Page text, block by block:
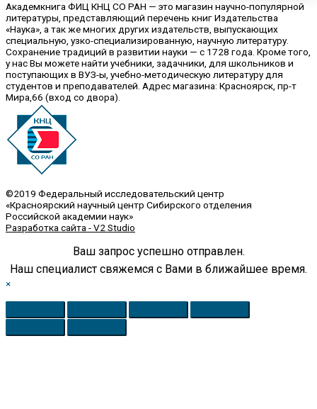
Академкнига ФИЦ КНЦ СО РАН — это магазин научно-популярной
литературы, представляющий перечень книг Издательства
«Наука», а так же многих других издательств, выпускающих
специальную, узко-специализированную, научную литературу.
Сохранение традиций в развитии науки — с 1728 года. Кроме того,
у нас Вы можете найти учебники, задачники, для школьников и
поступающих в ВУЗ-ы, учебно-методическую литературу для
студентов и преподавателей. Адрес магазина: Красноярск, пр-т
Мира,66 (вход со двора).
©2019 Федеральный исследовательский центр
«Красноярский научный центр Сибирского отделения
Российской академии наук»
Разработка сайта - V2 Studio
Ваш запрос успешно отправлен.
Наш специалист свяжемся с Вами в ближайшее время.
×